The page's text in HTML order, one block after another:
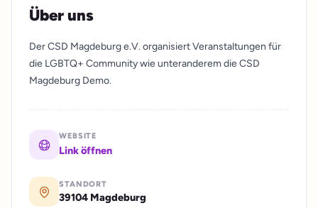
Über uns
Der CSD Magdeburg e.V. organisiert Veranstaltungen für
die LGBTQ+ Community wie unteranderem die CSD
Magdeburg Demo.
WEBSITE
Link öffnen
STANDORT
39104 Magdeburg